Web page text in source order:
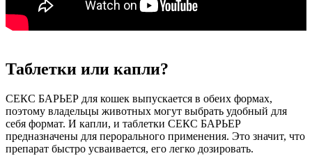
Таблетки или капли?
СЕКС БАРЬЕР для кошек выпускается в обеих формах,
поэтому владельцы животных могут выбрать удобный для
себя формат. И капли, и таблетки СЕКС БАРЬЕР
предназначены для перорального применения. Это значит, что
препарат быстро усваивается, его легко дозировать.